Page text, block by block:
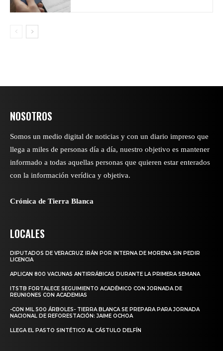
NOSOTROS
Somos un medio digital de noticias y con un diario impreso que
llega a miles de personas día a día, nuestro objetivo es mantener
informado a todas aquellas personas que quieren estar enterados
con la información verídica y objetiva.
Crónica de Tierra Blanca
LOCALES
DIPUTADOS DE VERACRUZ IRÁN POR INTERNA DE MORENA SIN PEDIR
LICENCIA
APLICAN 800 VACUNAS ANTIRRÁBICAS DURANTE LA PRIMERA SEMANA
ITSTB FORTALECE SEGUIMIENTO ACADÉMICO CON JORNADA DE
REUNIONES CON ACADEMIAS
-CON MIL 500 ÁRBOLES- TIERRA BLANCA SE PREPARA PARA JORNADA
NACIONAL DE REFORESTACIÓN: JAIME OCHOA
LLEGA EL PASTO SINTÉTICO AL CÁSTULO DELFÍN